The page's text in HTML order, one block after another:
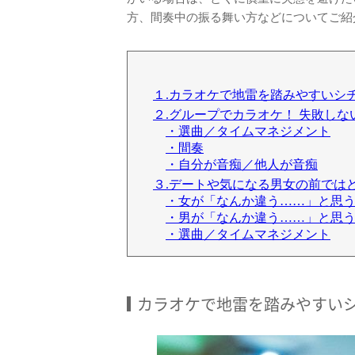
方、間奏中の振る舞い方などについてご
１.カラオケで地雷を踏みやすいシ
２.グループでカラオケ！ 失敗しな
・選曲／タイムマネジメント
・間奏
・自分が音痴／他人が音痴
３.デートや気になる男女の前では
・女が「なんか違う……」と思
・男が「なんか違う……」と思
・選曲／タイムマネジメント
カラオケで地雷を踏みやすい